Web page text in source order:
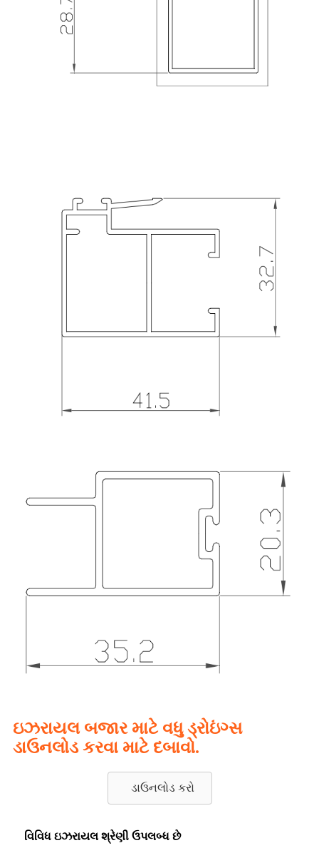
ઇઝરાયલ બજાર માટે વધુ ડ્રોઇંગ્સ
ડાઉનલોડ કરવા માટે દબાવો.
ડાઉનલોડ કરો
વિવિધ ઇઝરાયલ શ્રેણી ઉપલબ્ધ છે